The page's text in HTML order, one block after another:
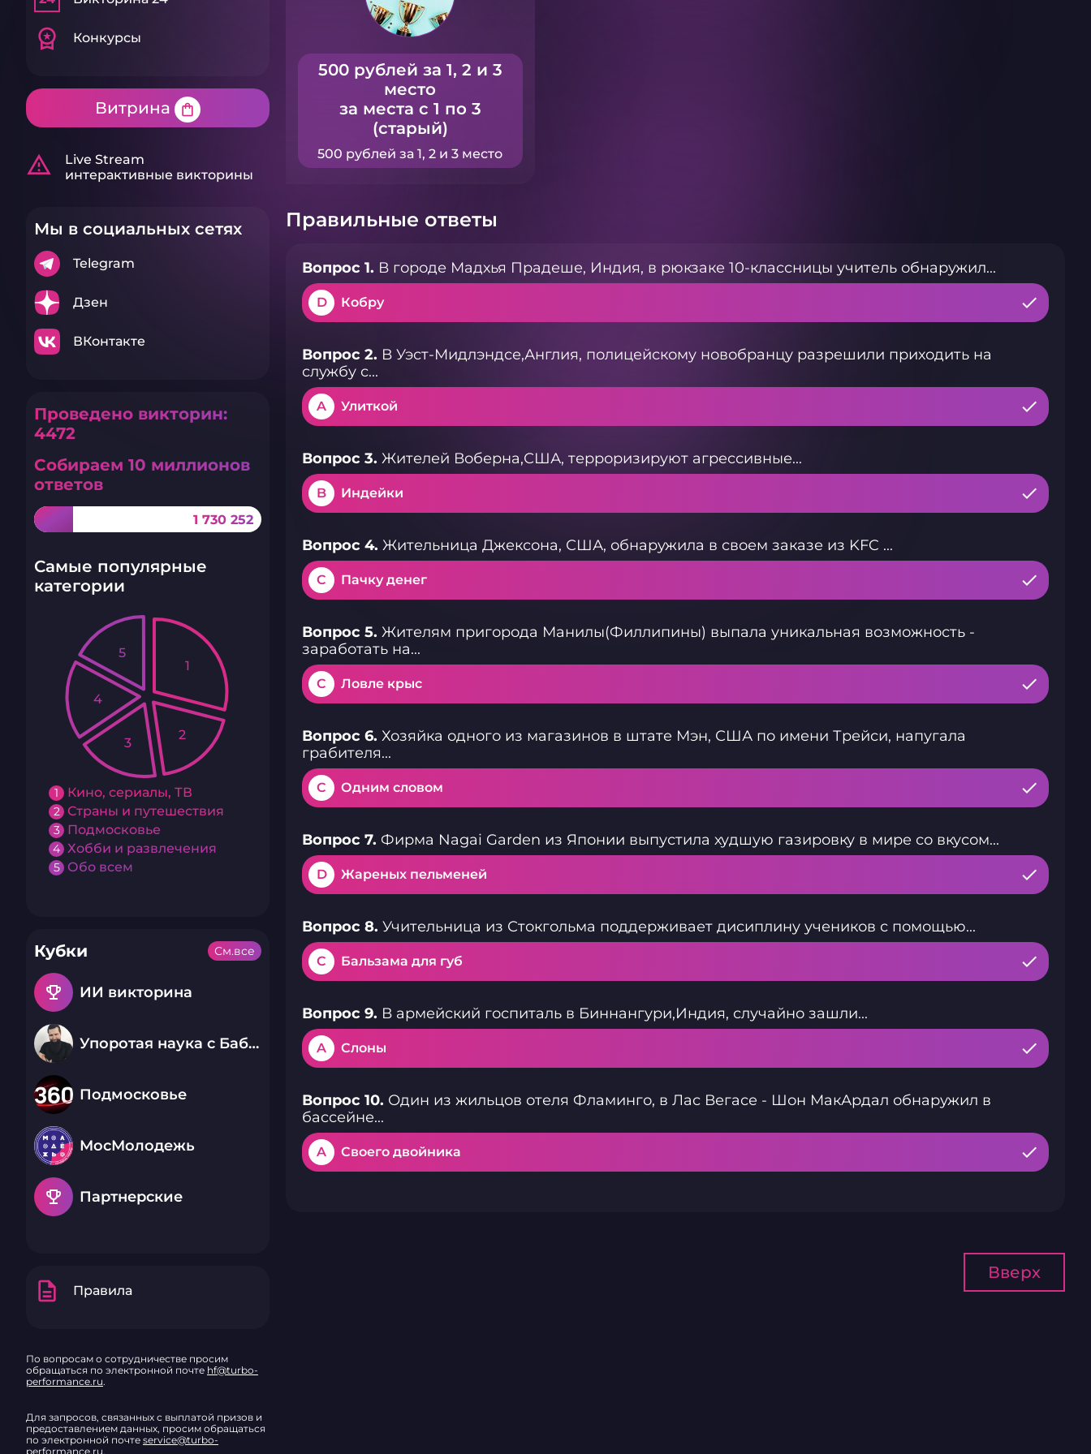
workspace_premium Конкурсы
Витрина shopping_bag
warning_amber
Live Stream
интерактивные викторины
Мы в социальных сетях
Telegram
Дзен
ВКонтакте
Проведено викторин:
4472
Собираем 10 миллионов
ответов
1 730 252
Самые популярные
категории
1 Кино, сериалы, ТВ
2 Страны и путешествия
3 Подмосковье
4 Хобби и развлечения
5 Обо всем
1
2
3
4
5
Кубки
emoji_events ИИ викторина
Упоротая наука с Бабаем Лютым
Подмосковье
МосМолодежь
emoji_events Партнерские
См.все
description Правила
По вопросам о сотрудничестве просим
обращаться по электронной почте hf@turbo-
performance.ru.
Для запросов, связанных с выплатой призов и
предоставлением данных, просим обращаться
по электронной почте service@turbo-
performance.ru.
500 рублей за 1, 2 и 3
место
за места с 1 по 3
(старый)
500 рублей за 1, 2 и 3 место
Правильные ответы
Вопрос 1. В городе Мадхья Прадеше, Индия, в рюкзаке 10-классницы учитель обнаружил...
D Кобру
Вопрос 2. В Уэст-Мидлэндсе,Англия, полицейскому новобранцу разрешили приходить на
службу с...
A Улиткой
Вопрос 3. Жителей Воберна,США, терроризируют агрессивные...
B Индейки
Вопрос 4. Жительница Джексона, США, обнаружила в своем заказе из KFC ...
C Пачку денег
Вопрос 5. Жителям пригорода Манилы(Филлипины) выпала уникальная возможность -
заработать на...
C Ловле крыс
Вопрос 6. Хозяйка одного из магазинов в штате Мэн, США по имени Трейси, напугала
грабителя...
C Одним словом
Вопрос 7. Фирма Nagai Garden из Японии выпустила худшую газировку в мире со вкусом...
D Жареных пельменей
Вопрос 8. Учительница из Стокгольма поддерживает дисиплину учеников с помощью...
C Бальзама для губ
Вопрос 9. В армейский госпиталь в Биннангури,Индия, случайно зашли...
A Слоны
Вопрос 10. Один из жильцов отеля Фламинго, в Лас Вегасе - Шон МакАрдал обнаружил в
бассейне...
A Своего двойника
Вверх